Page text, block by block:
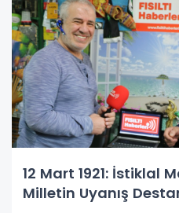
12 Mart 1921: İstiklal
Milletin Uyanış